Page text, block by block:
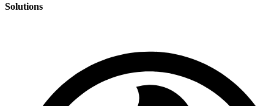
Solutions